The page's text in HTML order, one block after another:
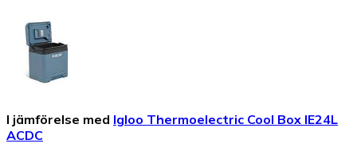
I jämförelse med Igloo Thermoelectric Cool Box IE24L
ACDC